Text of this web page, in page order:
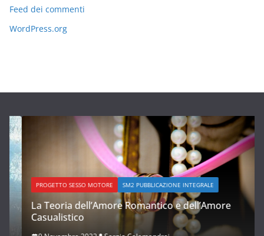
Feed dei commenti
WordPress.org
PROGETTO SESSO MOTORE SM2 PUBBLICAZIONE INTEGRALE
La Teoria dell’Amore Romantico e dell’Amore
Casualistico